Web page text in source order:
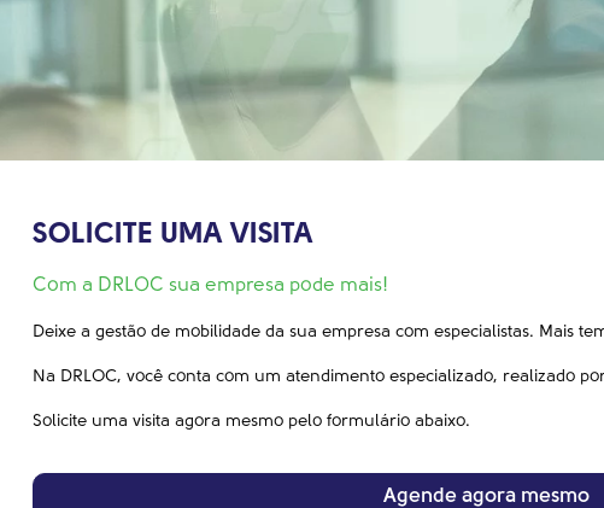
SOLICITE UMA VISITA
Com a DRLOC sua empresa pode mais!
Deixe a gestão de mobilidade da sua empresa com especialistas. Mais
Na DRLOC, você conta com um atendimento especializado, realizado
Solicite uma visita agora mesmo pelo formulário abaixo.
Agende agora mesmo